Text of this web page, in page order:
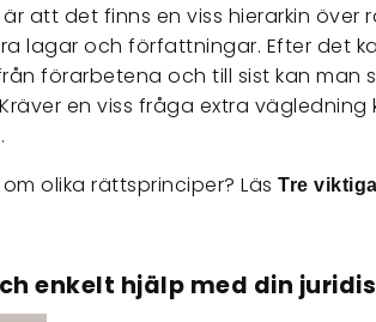
att det finns en viss hierarkin över
lagar och författningar. Efter det
förarbetena och till sist kan man
en viss fråga extra
olika rättsprinciper? LäsTre
enkelt hjälp med din